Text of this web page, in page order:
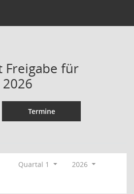
Freigabe für
Termine
Quartal 1
2026